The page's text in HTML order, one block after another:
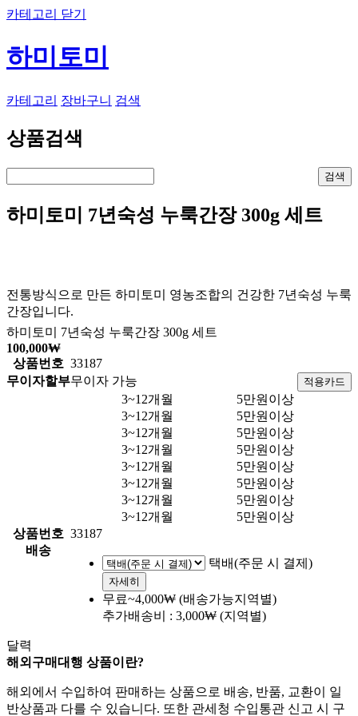
카테고리 닫기
하미토미
카테고리 장바구니 검색
상품검색
하미토미 7년숙성 누룩간장 300g 세트
전통방식으로 만든 하미토미 영농조합의 건강한 7년숙성 누룩
간장입니다.
하미토미 7년숙성 누룩간장 300g 세트
100,000₩
상품번호 33187
무이자할부무이자 가능 적용카드
3~12개월
5만원이상
3~12개월
5만원이상
3~12개월
5만원이상
3~12개월
5만원이상
3~12개월
5만원이상
3~12개월
5만원이상
3~12개월
5만원이상
3~12개월
5만원이상
상품번호 33187
배송
택배(주문 시 결제)
자세히
무료~4,000₩ (배송가능지역별)
추가배송비 : 3,000₩ (지역별)
달력
해외구매대행 상품이란?
해외에서 수입하여 판매하는 상품으로 배송, 반품, 교환이 일
반상품과 다를 수 있습니다. 또한 관세청 수입통관 신고 시 구